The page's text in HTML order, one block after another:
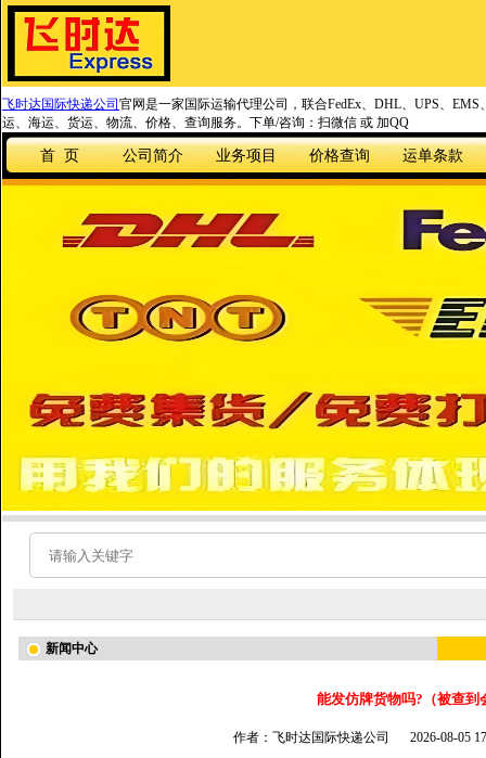
飞时达国际快递公司 官网是一家国际运输代理公司，联合FedEx、DHL、UPS、
运、海运、货运、物流、价格、查询服务。下单/咨询：扫微信 或 加QQ
首 页 公司简介 业务项目 价格查询 运单条款
新闻中心
能发仿牌货物吗?（被查到
作者：飞时达国际快递公司 2026-08-05